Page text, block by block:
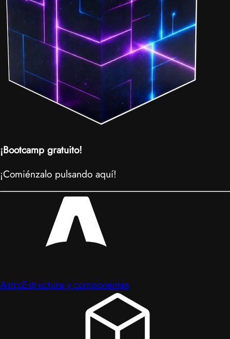
¡Bootcamp gratuito!
¡Comiénzalo pulsando aquí!
AstroEstructura y componentes